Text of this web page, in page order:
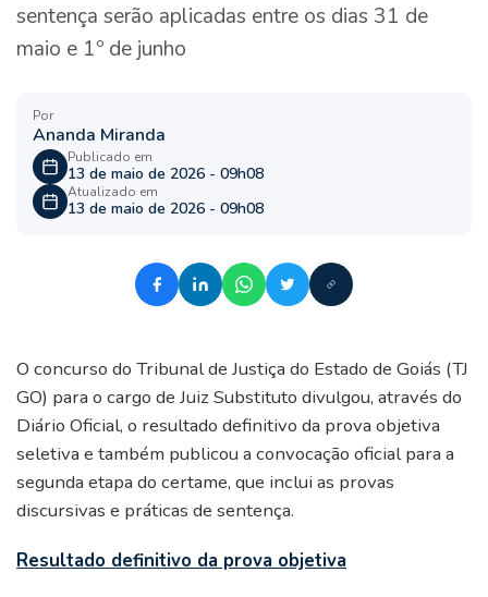
sentença serão aplicadas entre os dias 31 de
maio e 1º de junho
Por
Ananda Miranda
Publicado em
13 de maio de 2026 - 09h08
Atualizado em
13 de maio de 2026 - 09h08
O concurso do Tribunal de Justiça do Estado de Goiás (TJ
GO) para o cargo de Juiz Substituto divulgou, através do
Diário Oficial, o resultado definitivo da prova objetiva
seletiva e também publicou a convocação oficial para a
segunda etapa do certame, que inclui as provas
discursivas e práticas de sentença.
Resultado definitivo da prova objetiva